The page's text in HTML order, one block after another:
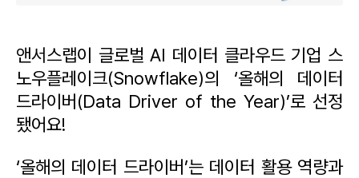
앤서스랩이 글로벌 AI 데이터 클라우드 기업 스
노우플레이크(Snowflake)의 ‘올해의 데이터
드라이버(Data Driver of the Year)’로 선정
됐어요!
‘올해의 데이터 드라이버’는 데이터 활용 역량과